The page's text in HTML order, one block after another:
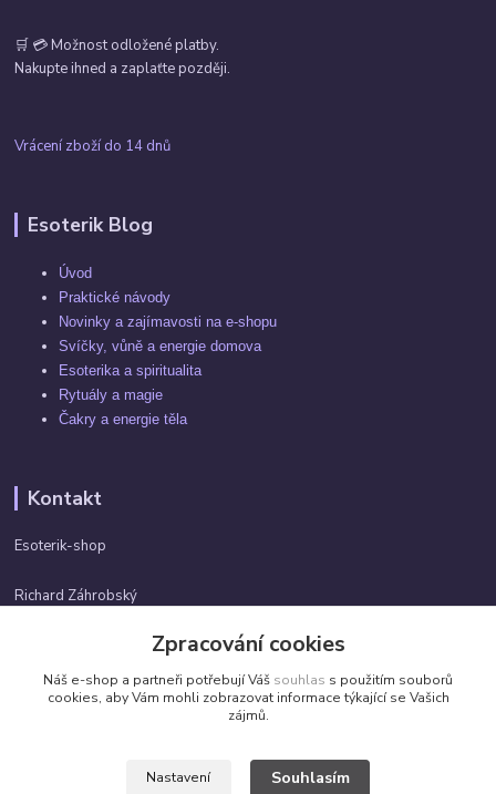
🛒 💳 Možnost odložené platby.
Nakupte ihned a zaplaťte později.
Vrácení zboží do 14 dnů
Esoterik Blog
Úvod
Praktické návody
Novinky a zajímavosti na e-shopu
Svíčky, vůně a energie domova
Esoterika a spiritualita
Rytuály a magie
Čakry a energie těla
Kontakt
Esoterik-shop
Richard Záhrobský
info@esoterik-shop.cz
Zpracování cookies
Náš e-shop a partneři potřebují Váš souhlas s použitím souborů
cookies, aby Vám mohli zobrazovat informace týkající se Vašich
zájmů.
Nastavení Souhlasím